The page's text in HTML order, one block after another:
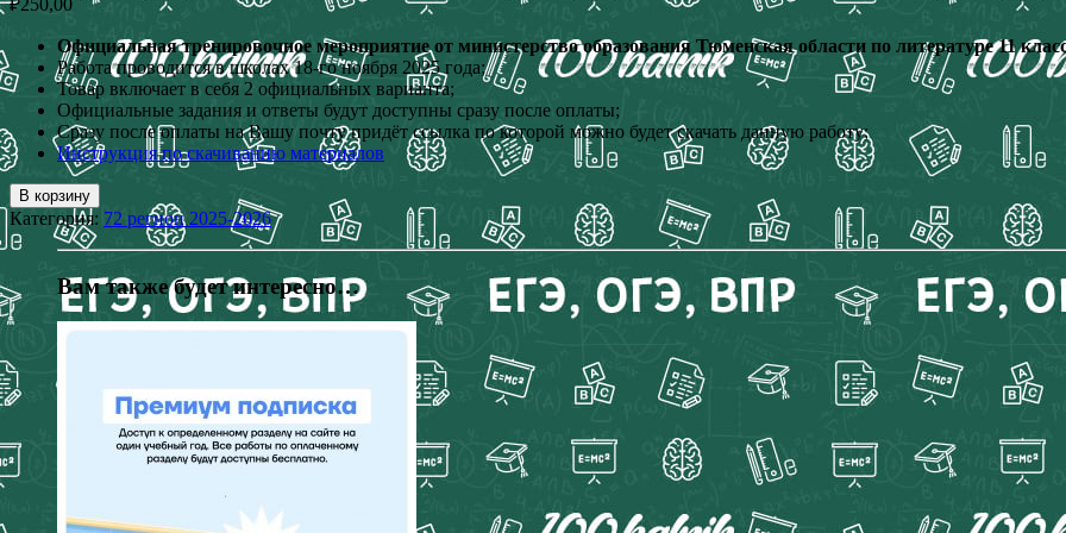
Официальная тренировочное мероприятие от министерство образования Тюменская области по литературе 11
Работа проводится в школах 18-го ноября 2025 года;
Товар включает в себя 2 официальных варианта;
Официальные задания и ответы будут доступны сразу после оплаты;
Сразу после оплаты на Вашу почту придёт ссылка по которой можно будет скачать данную работу;
Инструкция по скачиванию материалов
В корзину
Категория: 72 регион 2025-2026
Вам также будет интересно…